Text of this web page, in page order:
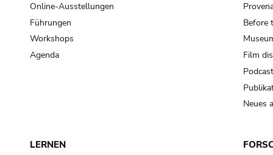
Online-Ausstellungen
Führungen
Workshops
Agenda
Before
Film
Neues
LERNEN